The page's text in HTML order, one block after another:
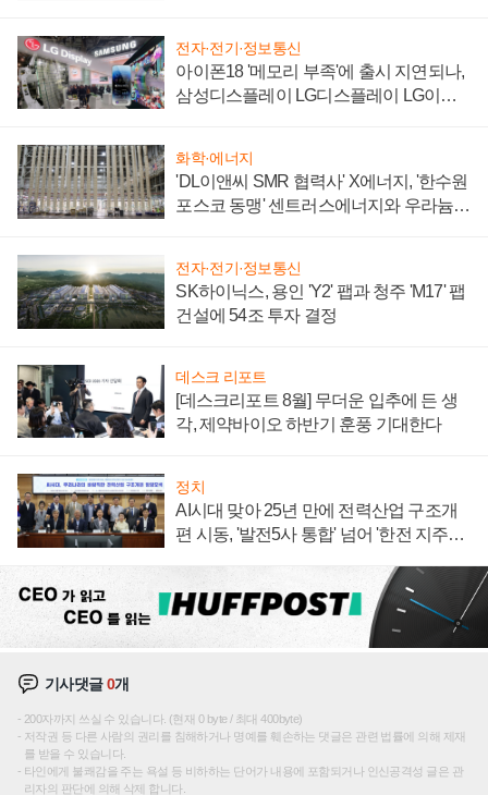
전자·전기·정보통신
아이폰18 '메모리 부족'에 출시 지연되나,
삼성디스플레이 LG디스플레이 LG이노
화학·에너지
'DL이앤씨 SMR 협력사' X에너지, '한수원
포스코 동맹' 센트러스에너지와 우라늄
전자·전기·정보통신
SK하이닉스, 용인 'Y2' 팹과 청주 'M17' 팹
건설에 54조 투자 결정
데스크 리포트
[데스크리포트 8월] 무더운 입추에 든 생
각, 제약바이오 하반기 훈풍 기대한다
정치
AI시대 맞아 25년 만에 전력산업 구조개
편 시동, '발전5사 통합' 넘어 '한전 지주사'
기사댓글0개
200자까지 쓰실 수 있습니다. (현재 0 byte / 최대 400byte)
저작권 등 다른 사람의 권리를 침해하거나 명예를 훼손하는 댓글은 관련 법률에 의해 제재
를 받을 수 있습니다.
타인에게 불쾌감을 주는 욕설 등 비하하는 단어가 내용에 포함되거나 인신공격성 글은 관
리자의 판단에 의해 삭제 합니다.